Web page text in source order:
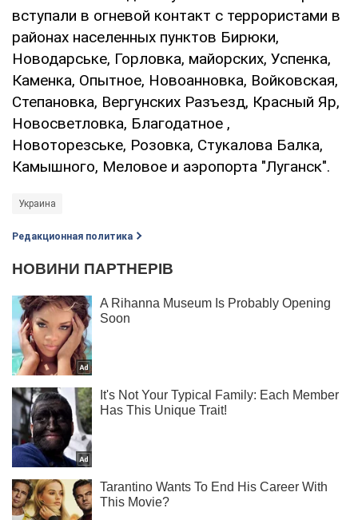
вступали в огневой контакт с террористами в
районах населенных пунктов Бирюки,
Новодарське, Горловка, майорских, Успенка,
Каменка, Опытное, Новоанновка, Войковская,
Степановка, Вергунских Разъезд, Красный Яр,
Новосветловка, Благодатное ,
Новоторезське, Розовка, Стукалова Балка,
Камышного, Меловое и аэропорта "Луганск".
Украина
Редакционная политика